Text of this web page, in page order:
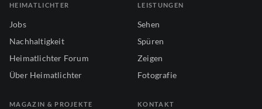
HEIMATLICHTER
Jobs
Nachhaltigkeit
Heimatlichter Forum
Über Heimatlichter
LEISTUNGEN
Sehen
Spüren
Zeigen
Fotografie
MAGAZIN & PROJEKTE KONTAKT